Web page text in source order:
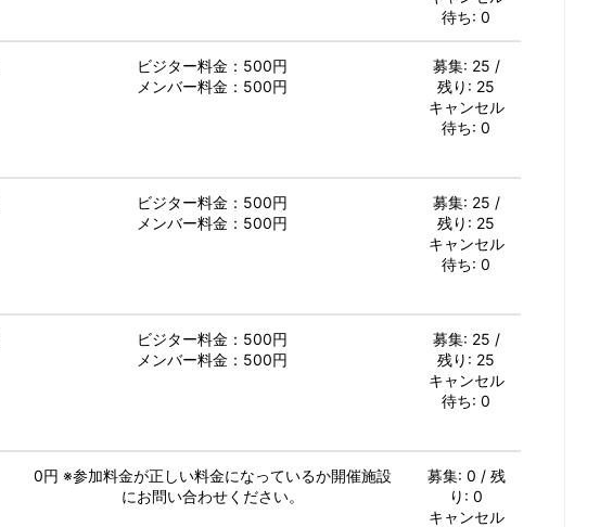
待ち: 0
ビジター料金：500円
メンバー料金：500円
募集: 25 /
残り: 25
キャンセル
待ち: 0
ビジター料金：500円
メンバー料金：500円
募集: 25 /
残り: 25
キャンセル
待ち: 0
ビジター料金：500円
メンバー料金：500円
募集: 25 /
残り: 25
キャンセル
待ち: 0
0円 ※参加料金が正しい料金になっているか開催施設
にお問い合わせください。
募集: 0 / 残
り: 0
キャンセル